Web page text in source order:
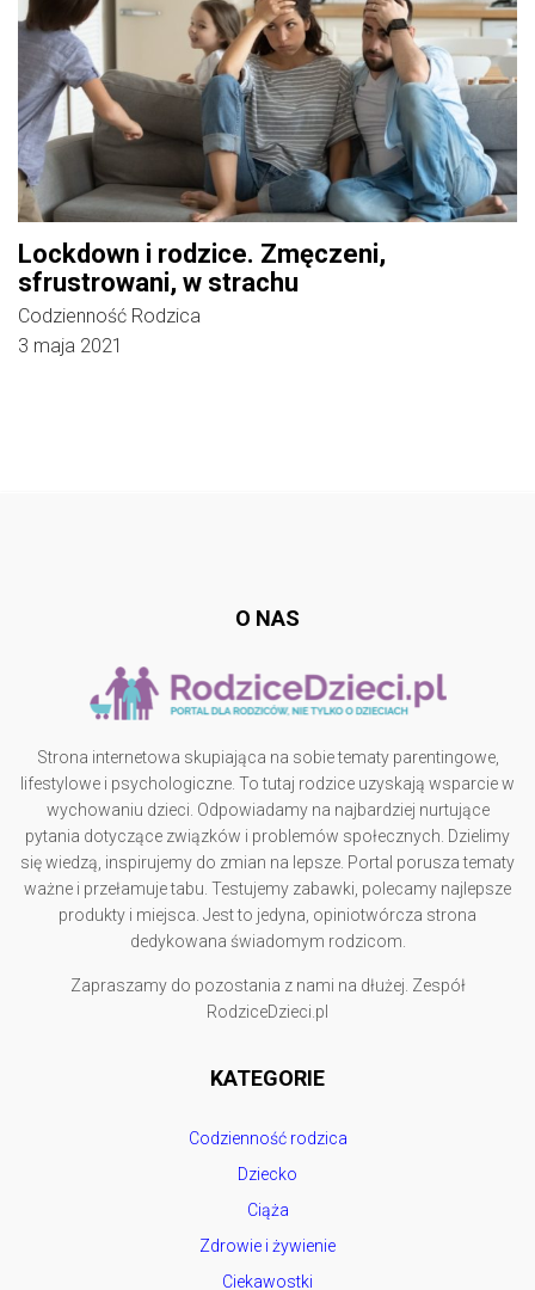
Lockdown i rodzice. Zmęczeni,
sfrustrowani, w strachu
Codzienność Rodzica
3 maja 2021
O NAS
Strona internetowa skupiająca na sobie tematy parentingowe,
lifestylowe i psychologiczne. To tutaj rodzice uzyskają wsparcie w
wychowaniu dzieci. Odpowiadamy na najbardziej nurtujące
pytania dotyczące związków i problemów społecznych. Dzielimy
się wiedzą, inspirujemy do zmian na lepsze. Portal porusza tematy
ważne i przełamuje tabu. Testujemy zabawki, polecamy najlepsze
produkty i miejsca. Jest to jedyna, opiniotwórcza strona
dedykowana świadomym rodzicom.
Zapraszamy do pozostania z nami na dłużej. Zespół
RodziceDzieci.pl
KATEGORIE
Codzienność rodzica
Dziecko
Ciąża
Zdrowie i żywienie
Ciekawostki